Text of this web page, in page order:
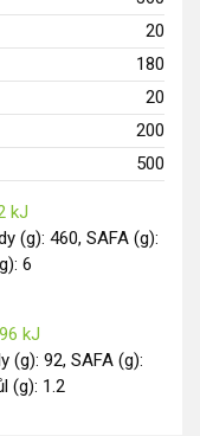
20
180
20
200
500
kJ
(g): 460, SAFA (g):
6
kJ
(g): 92, SAFA (g):
(g): 1.2